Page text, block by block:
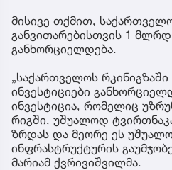
მისივე თქმით,
განვითარებისთვის 1
განხორციელდება.
„საქართველოს რკინიგზაში
ინვესტიციები
ინვესტიცია, რომელიც
რიგში, უშუალოდ
ზრდას და მეორე ეს
ინფრასტრუქტურის
მარიამ ქვრივიშვილმა.